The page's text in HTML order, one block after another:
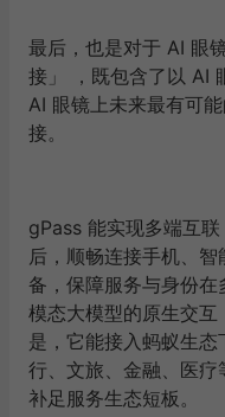
最后，也是对于 AI 眼
接」 ，既包含了以 AI
AI 眼镜上未来最有可
接。
gPass 能实现多端互
后，顺畅连接手机、
备，保障服务与身份
模态大模型的原生交
是，它能接入蚂蚁生
行、文旅、金融、医
补足服务生态短板。